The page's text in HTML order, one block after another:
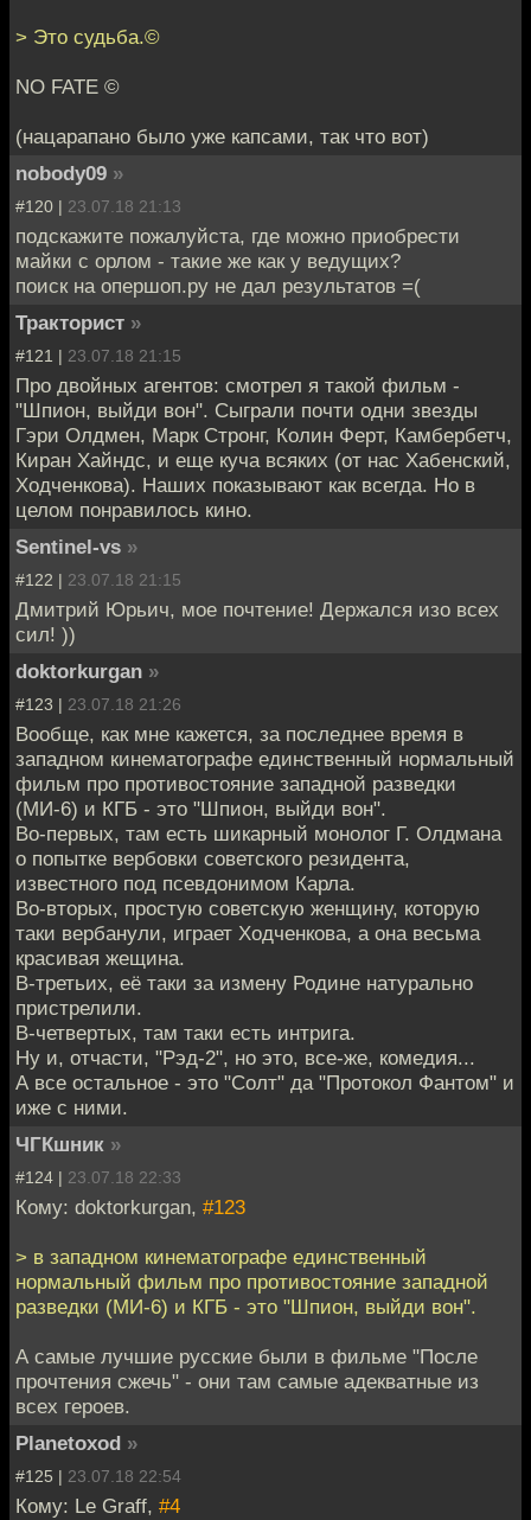
> Это судьба.©
NO FATE ©
(нацарапано было уже капсами, так что вот)
nobody09 »
#120 | 23.07.18 21:13
подскажите пожалуйста, где можно приобрести
майки с орлом - такие же как у ведущих?
поиск на опершоп.ру не дал результатов =(
Тракторист »
#121 | 23.07.18 21:15
Про двойных агентов: смотрел я такой фильм -
"Шпион, выйди вон". Сыграли почти одни звезды
Гэри Олдмен, Марк Стронг, Колин Ферт, Камбербетч,
Киран Хайндс, и еще куча всяких (от нас Хабенский,
Ходченкова). Наших показывают как всегда. Но в
целом понравилось кино.
Sentinel-vs »
#122 | 23.07.18 21:15
Дмитрий Юрьич, мое почтение! Держался изо всех
сил! ))
doktorkurgan »
#123 | 23.07.18 21:26
Вообще, как мне кажется, за последнее время в
западном кинематографе единственный нормальный
фильм про противостояние западной разведки
(МИ-6) и КГБ - это "Шпион, выйди вон".
Во-первых, там есть шикарный монолог Г. Олдмана
о попытке вербовки советского резидента,
известного под псевдонимом Карла.
Во-вторых, простую советскую женщину, которую
таки вербанули, играет Ходченкова, а она весьма
красивая жещина.
В-третьих, её таки за измену Родине натурально
пристрелили.
В-четвертых, там таки есть интрига.
Ну и, отчасти, "Рэд-2", но это, все-же, комедия...
А все остальное - это "Солт" да "Протокол Фантом" и
иже с ними.
ЧГКшник »
#124 | 23.07.18 22:33
Кому: doktorkurgan, #123
> в западном кинематографе единственный
нормальный фильм про противостояние западной
разведки (МИ-6) и КГБ - это "Шпион, выйди вон".
А самые лучшие русские были в фильме "После
прочтения сжечь" - они там самые адекватные из
всех героев.
Planetoxod »
#125 | 23.07.18 22:54
Кому: Le Graff, #4